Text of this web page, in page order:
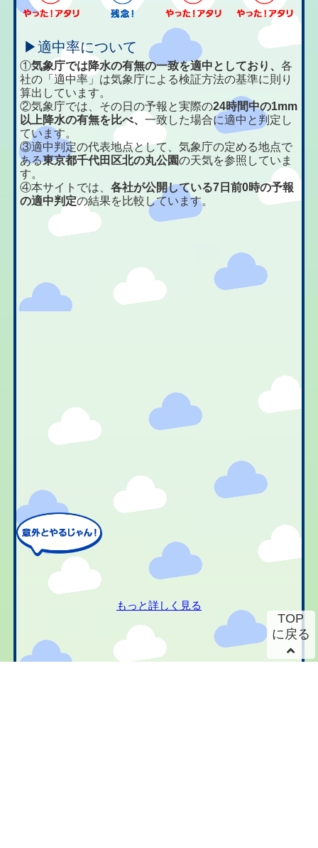
▶適中率について
①気象庁では降水の有無の一致を適中としており、各
社の「適中率」は気象庁による検証方法の基準に則り
算出しています。
②気象庁では、その日の予報と実際の24時間中の1mm
以上降水の有無を比べ、一致した場合に適中と判定し
ています。
③適中判定の代表地点として、気象庁の定める地点で
ある東京都千代田区北の丸公園の天気を参照していま
す。
④本サイトでは、各社が公開している7日前0時の予報
の適中判定の結果を比較しています。
もっと詳しく見る
TOP
に戻る